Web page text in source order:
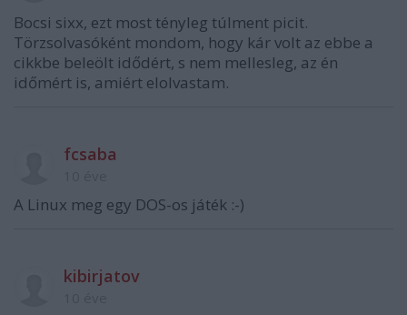
Bocsi sixx, ezt most tényleg túlment picit.
Törzsolvasóként mondom, hogy kár volt az ebbe a
cikkbe beleölt idődért, s nem mellesleg, az én
időmért is, amiért elolvastam.
fcsaba
A Linux meg egy DOS-os játék :-)
kibirjatov